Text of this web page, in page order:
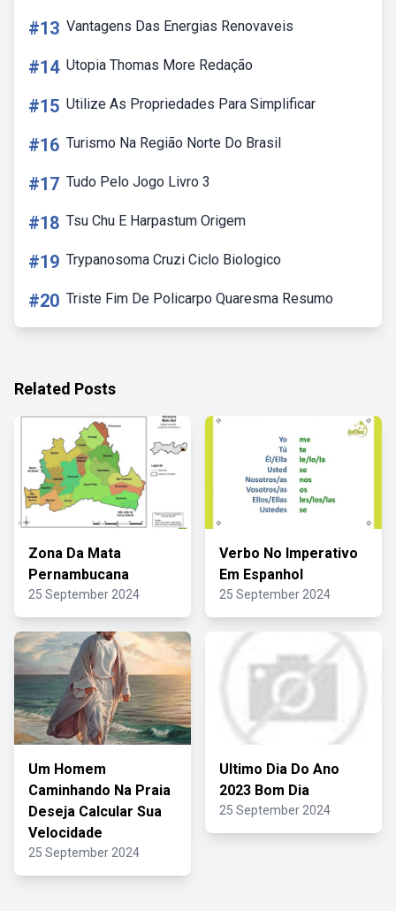
#13 Vantagens Das Energias Renovaveis
#14 Utopia Thomas More Redação
#15 Utilize As Propriedades Para Simplificar
#16 Turismo Na Região Norte Do Brasil
#17 Tudo Pelo Jogo Livro 3
#18 Tsu Chu E Harpastum Origem
#19 Trypanosoma Cruzi Ciclo Biologico
#20 Triste Fim De Policarpo Quaresma Resumo
Related Posts
Zona Da Mata
Pernambucana
25 September 2024
Verbo No Imperativo
Em Espanhol
25 September 2024
Um Homem
Caminhando Na Praia
Deseja Calcular Sua
Velocidade
25 September 2024
Ultimo Dia Do Ano
2023 Bom Dia
25 September 2024